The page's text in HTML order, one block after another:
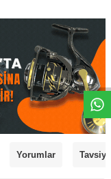
Yorumlar